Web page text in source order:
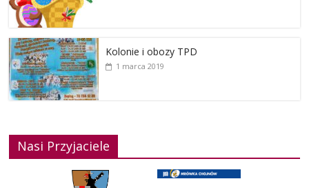
Kolonie i obozy TPD
1 marca 2019
Nasi Przyjaciele